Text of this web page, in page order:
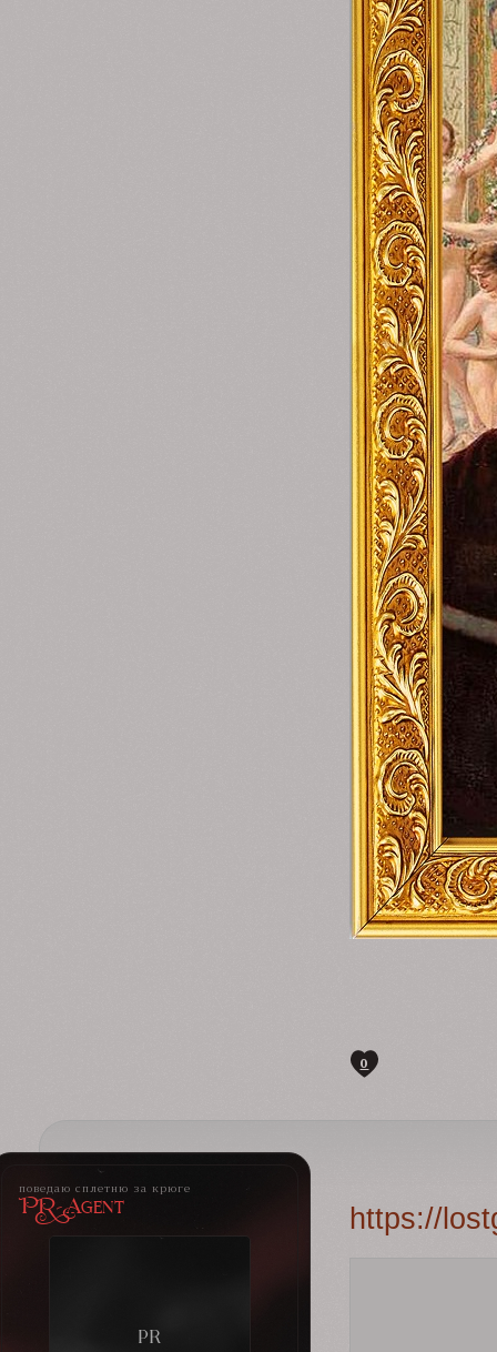
0
поведаю сплетню за крюге
PR-Agent https://